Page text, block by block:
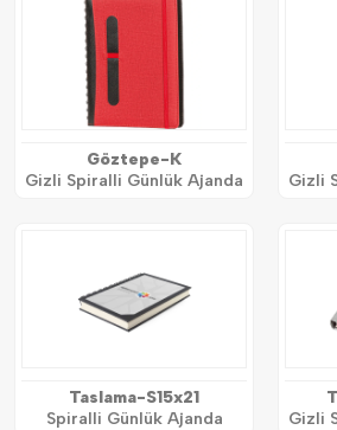
Göztepe-K
Gizli Spiralli Günlük Ajanda
Gizli
Taslama-S15x21
Spiralli Günlük Ajanda
Gizli